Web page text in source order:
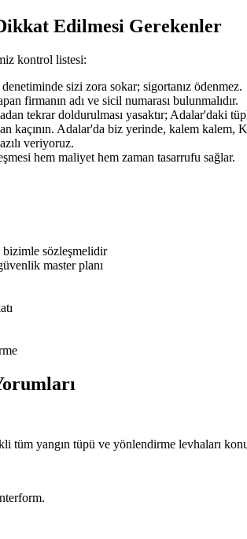
Edilmesi Gerekenler
kontrol listesi:
sizi zora sokar; sigortanız ödenmez.
firmanın adı ve sicil numarası bulunmalıdır.
tekrar doldurulması yasaktır; Adalar'daki
kaçının. Adalar'da biz yerinde, kalem kalem,
veriyoruz.
hem maliyet hem zaman tasarrufu sağlar.
sözleşmelidir
master planı
yangın tüpü ve yönlendirme levhaları